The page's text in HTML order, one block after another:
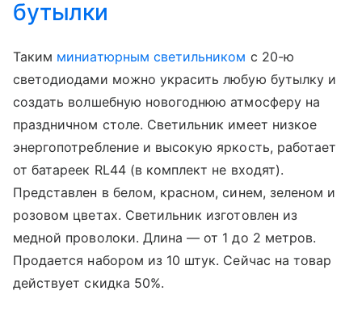
бутылки
Таким миниатюрным светильником с 20-ю
светодиодами можно украсить любую бутылку и
создать волшебную новогоднюю атмосферу на
праздничном столе. Светильник имеет низкое
энергопотребление и высокую яркость, работает
от батареек RL44 (в комплект не входят).
Представлен в белом, красном, синем, зеленом и
розовом цветах. Светильник изготовлен из
медной проволоки. Длина — от 1 до 2 метров.
Продается набором из 10 штук. Сейчас на товар
действует скидка 50%.